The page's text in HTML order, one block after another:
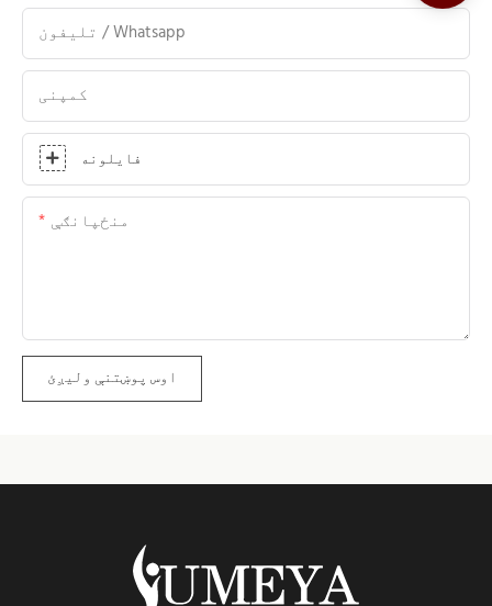
تلیفون / Whatsapp
کمپنی
فایلونه
منځپانګې
اوس پوښتنې ولیږئ